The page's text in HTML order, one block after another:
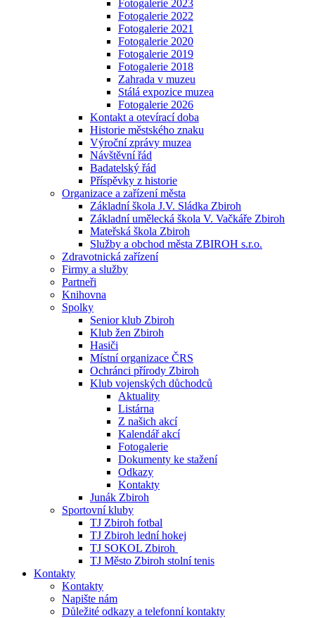
Fotogalerie 2023
Fotogalerie 2022
Fotogalerie 2021
Fotogalerie 2020
Fotogalerie 2019
Fotogalerie 2018
Zahrada v muzeu
Stálá expozice muzea
Fotogalerie 2026
Kontakt a otevírací doba
Historie městského znaku
Výroční zprávy muzea
Návštěvní řád
Badatelský řád
Příspěvky z historie
Organizace a zařízení města
Základní škola J.V. Sládka Zbiroh
Základní umělecká škola V. Vačkáře Zbiroh
Mateřská škola Zbiroh
Služby a obchod města ZBIROH s.r.o.
Zdravotnická zařízení
Firmy a služby
Partneři
Knihovna
Spolky
Senior klub Zbiroh
Klub žen Zbiroh
Hasiči
Místní organizace ČRS
Ochránci přírody Zbiroh
Klub vojenských důchodců
Aktuality
Listárna
Z našich akcí
Kalendář akcí
Fotogalerie
Dokumenty ke stažení
Odkazy
Kontakty
Junák Zbiroh
Sportovní kluby
TJ Zbiroh fotbal
TJ Zbiroh lední hokej
TJ SOKOL Zbiroh
TJ Město Zbiroh stolní tenis
Kontakty
Kontakty
Napište nám
Důležité odkazy a telefonní kontakty